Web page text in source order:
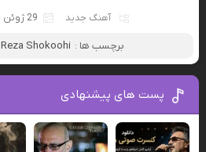
آهنگ جدید 29 ژوئن 2025
برچسب ها : Reza Shokoohi
پست های پیشنهادی